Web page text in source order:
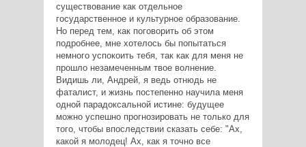
существование как отдельное
государственное и культурное образование.
Но перед тем, как поговорить об этом
подробнее, мне хотелось бы попытаться
немного успокоить тебя, так как для меня не
прошло незамеченным твое волнение.
Видишь ли, Андрей, я ведь отнюдь не
фаталист, и жизнь постепенно научила меня
одной парадоксальной истине: будущее
можно успешно прогнозировать не только для
того, чтобы впоследствии сказать себе: "Ах,
какой я молодец! Ах, как я точно все